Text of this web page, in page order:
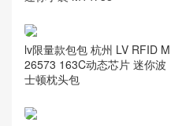
lv限量款包包 杭州 LV RFID M
26573 163C动态芯片 迷你波
士顿枕头包